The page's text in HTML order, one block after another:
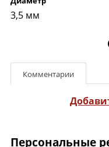
3,5 мм
Комментарии
Персональные